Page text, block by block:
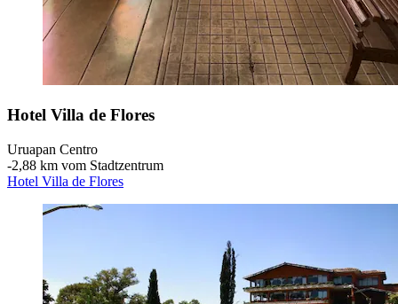
Hotel Villa de Flores
Uruapan Centro
‐2,88 km vom Stadtzentrum
Hotel Villa de Flores